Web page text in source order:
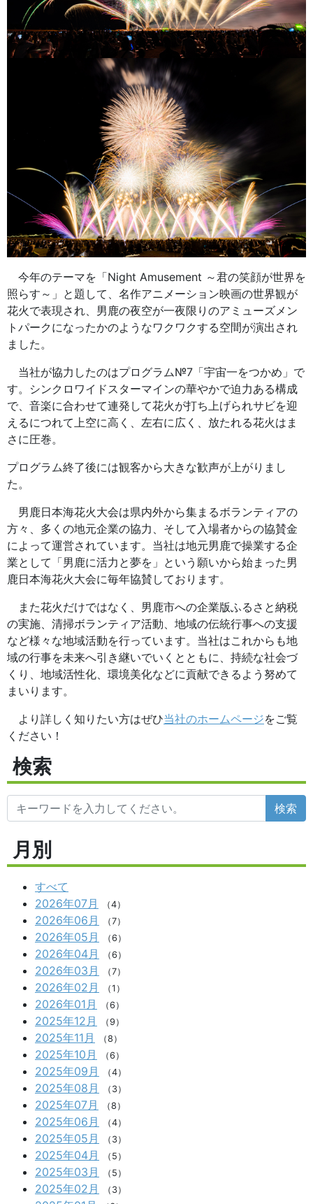
今年のテーマを「Night Amusement ～君の笑顔が世界を
照らす～」と題して、名作アニメーション映画の世界観が
花火で表現され、男鹿の夜空が一夜限りのアミューズメン
トパークになったかのようなワクワクする空間が演出され
ました。
当社が協力したのはプログラム№7「宇宙一をつかめ」で
す。シンクロワイドスターマインの華やかで迫力ある構成
で、音楽に合わせて連発して花火が打ち上げられサビを迎
えるにつれて上空に高く、左右に広く、放たれる花火はま
さに圧巻。
プログラム終了後には観客から大きな歓声が上がりまし
た。
男鹿日本海花火大会は県内外から集まるボランティアの
方々、多くの地元企業の協力、そして入場者からの協賛金
によって運営されています。当社は地元男鹿で操業する企
業として「男鹿に活力と夢を」という願いから始まった男
鹿日本海花火大会に毎年協賛しております。
また花火だけではなく、男鹿市への企業版ふるさと納税
の実施、清掃ボランティア活動、地域の伝統行事への支援
など様々な地域活動を行っています。当社はこれからも地
域の行事を未来へ引き継いでいくとともに、持続な社会づ
くり、地域活性化、環境美化などに貢献できるよう努めて
まいります。
より詳しく知りたい方はぜひ当社のホームページをご覧
ください！
検索
検索
月別
すべて
2026年07月
（4）
2026年06月 （7）
2026年05月 （6）
2026年04月 （6）
2026年03月 （7）
2026年02月 （1）
2026年01月 （6）
2025年12月 （9）
2025年11月 （8）
2025年10月 （6）
2025年09月 （4）
2025年08月 （3）
2025年07月 （8）
2025年06月 （4）
2025年05月 （3）
2025年04月 （5）
2025年03月 （5）
2025年02月 （3）